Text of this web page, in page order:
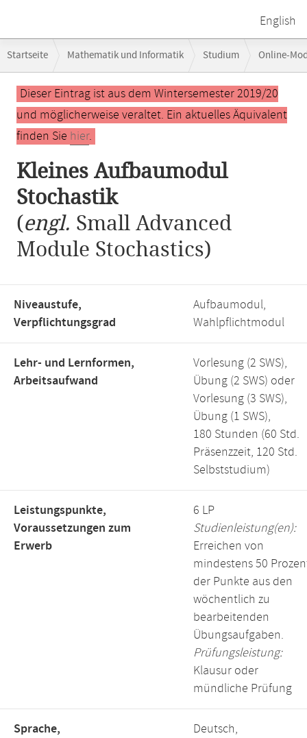
English
Navigation
Startseite Mathematik und Informatik Studium Online-
Kleines Aufbaumodul Stochastik
Hauptinhalt
Dieser Eintrag ist aus dem Wintersemester 2019/20
und möglicherweise veraltet. Ein aktuelles Äquivalent
finden Sie hier.
Kleines Aufbaumodul
Stochastik
(engl. Small Advanced
Module Stochastics)
Niveaustufe,
Verpflichtungsgrad
Aufbaumodul,
Wahlpflichtmodul
Lehr- und Lernformen,
Arbeitsaufwand
Vorlesung (2 SWS),
Übung (2 SWS) oder
Vorlesung (3 SWS),
Übung (1 SWS),
180 Stunden (60 Std.
Präsenzzeit, 120 Std.
Selbststudium)
Leistungspunkte,
Voraussetzungen zum
Erwerb
6 LP
Studienleistung(en):
Erreichen von
mindestens 50
der Punkte aus den
wöchentlich zu
bearbeitenden
Übungsaufgaben.
Prüfungsleistung:
Klausur oder
mündliche Prüfung
Sprache,
Deutsch,